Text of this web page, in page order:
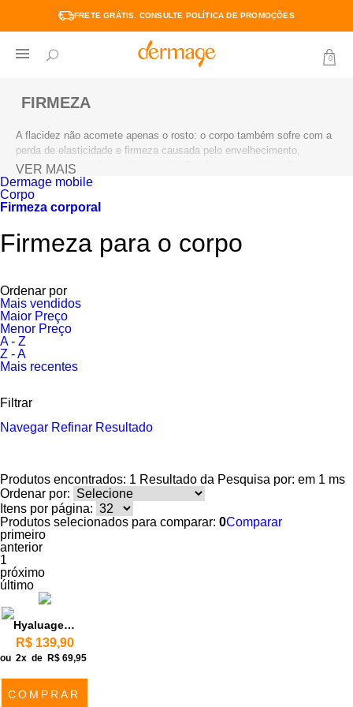
FRETE GRÁTIS. CONSULTE POLÍTICA DE PROMOÇÕES
0
FIRMEZA
A flacidez não acomete apenas o rosto: o corpo também sofre com a
perda de elasticidade e firmeza causada pelo envelhecimento,
emagrecimento e fatores hormonais. Os dermocosméticos Dermage
para firmeza corporal contêm ácido hialurônico e ativos tensores que
combatem a flacidez. Fórmulas que estimulam colágeno, melhoram
elasticidade e redefinem contornos.
VER MAIS
Dermage mobile
Corpo
Firmeza corporal
Firmeza para o corpo
Ordenar por
Mais vendidos
Maior Preço
Menor Preço
A - Z
Z - A
Mais recentes
Filtrar
Navegar Refinar Resultado
Produtos encontrados: 1 Resultado da Pesquisa por: em 1 ms
Ordenar por:
Itens por página:
Produtos selecionados para comparar: 0Comparar
primeiro
anterior
1
próximo
último
Hyaluage Body
R$ 139,90
ou 2x de R$ 69,95
COMPRAR